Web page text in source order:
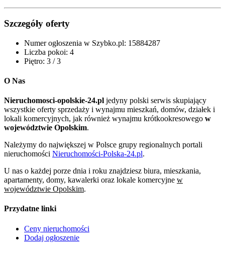
Szczegóły oferty
Numer ogłoszenia w Szybko.pl: 15884287
Liczba pokoi: 4
Piętro: 3 / 3
O Nas
Nieruchomosci-opolskie-24.pl jedyny polski serwis skupiający
wszystkie oferty sprzedaży i wynajmu mieszkań, domów, działek i
lokali komercyjnych, jak również wynajmu krótkookresowego w
województwie Opolskim.
Należymy do największej w Polsce grupy regionalnych portali
nieruchomości Nieruchomości-Polska-24.pl.
U nas o każdej porze dnia i roku znajdziesz biura, mieszkania,
apartamenty, domy, kawalerki oraz lokale komercyjne w
województwie Opolskim.
Przydatne linki
Ceny nieruchomości
Dodaj ogłoszenie